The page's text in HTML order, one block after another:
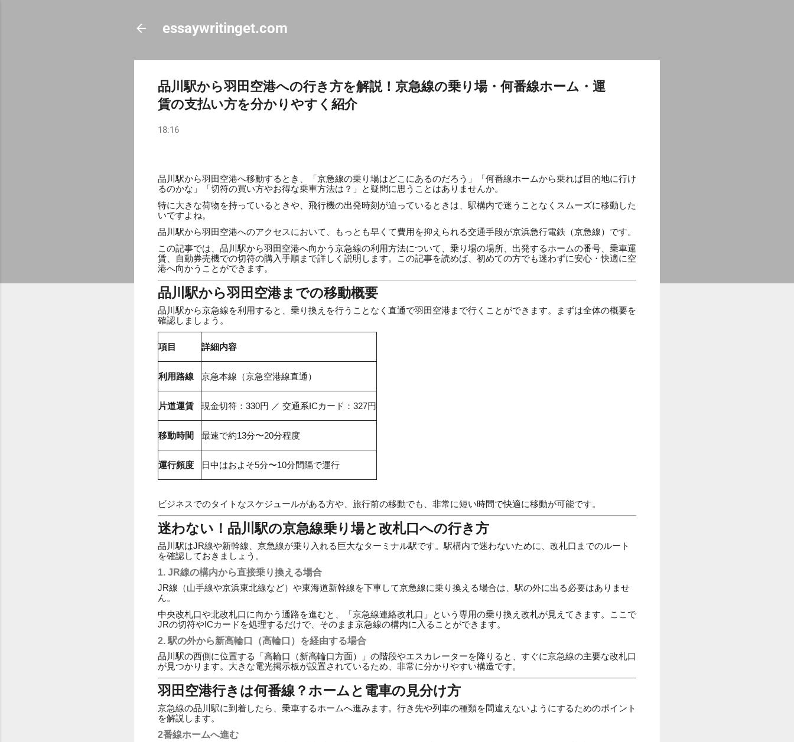
essaywritinget.com
品川駅から羽田空港への行き方を解説！京急線の乗り場・何番線ホーム・運
賃の支払い方を分かりやすく紹介
18:16
品川駅から羽田空港へ移動するとき、「京急線の乗り場はどこにあるのだろう」「何番線ホームから乗れば目的地に行け
るのかな」「切符の買い方やお得な乗車方法は？」と疑問に思うことはありませんか。
特に大きな荷物を持っているときや、飛行機の出発時刻が迫っているときは、駅構内で迷うことなくスムーズに移動した
いですよね。
品川駅から羽田空港へのアクセスにおいて、もっとも早くて費用を抑えられる交通手段が京浜急行電鉄（京急線）です。
この記事では、品川駅から羽田空港へ向かう京急線の利用方法について、乗り場の場所、出発するホームの番号、乗車運
賃、自動券売機での切符の購入手順まで詳しく説明します。この記事を読めば、初めての方でも迷わずに安心・快適に空
港へ向かうことができます。
品川駅から羽田空港までの移動概要
品川駅から京急線を利用すると、乗り換えを行うことなく直通で羽田空港まで行くことができます。まずは全体の概要を
確認しましょう。
項目 詳細内容
利用路線 京急本線（京急空港線直通）
片道運賃 現金切符：330円 ／ 交通系ICカード：327円
移動時間 最速で約13分〜20分程度
運行頻度 日中はおよそ5分〜10分間隔で運行
ビジネスでのタイトなスケジュールがある方や、旅行前の移動でも、非常に短い時間で快適に移動が可能です。
迷わない！品川駅の京急線乗り場と改札口への行き方
品川駅はJR線や新幹線、京急線が乗り入れる巨大なターミナル駅です。駅構内で迷わないために、改札口までのルート
を確認しておきましょう。
1. JR線の構内から直接乗り換える場合
JR線（山手線や京浜東北線など）や東海道新幹線を下車して京急線に乗り換える場合は、駅の外に出る必要はありませ
ん。
中央改札口や北改札口に向かう通路を進むと、「京急線連絡改札口」という専用の乗り換え改札が見えてきます。ここで
JRの切符やICカードを処理するだけで、そのまま京急線の構内に入ることができます。
2. 駅の外から新高輪口（高輪口）を経由する場合
品川駅の西側に位置する「高輪口（新高輪口方面）」の階段やエスカレーターを降りると、すぐに京急線の主要な改札口
が見つかります。大きな電光掲示板が設置されているため、非常に分かりやすい構造です。
羽田空港行きは何番線？ホームと電車の見分け方
京急線の品川駅に到着したら、乗車するホームへ進みます。行き先や列車の種類を間違えないようにするためのポイント
を解説します。
2番線ホームへ進む